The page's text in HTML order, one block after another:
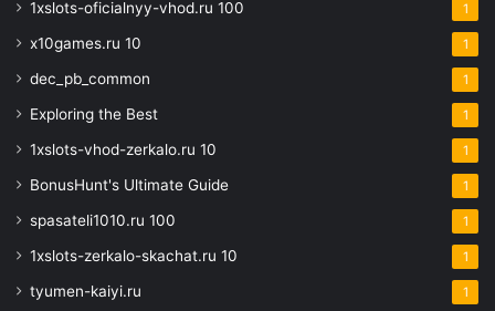
1xslots-oficialnyy-vhod.ru 100 1
x10games.ru 10 1
dec_pb_common 1
Exploring the Best 1
1xslots-vhod-zerkalo.ru 10 1
BonusHunt's Ultimate Guide 1
spasateli1010.ru 100 1
1xslots-zerkalo-skachat.ru 10 1
tyumen-kaiyi.ru 1